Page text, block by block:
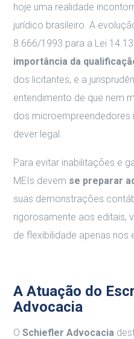
hoje uma realidade
jurídico brasileiro. A
8.666/1993 para a Lei
importância da
dos licitantes, e a
entendimento de que nem
dos microempreendedores
dever legal.
Para evitar inabilitações e
MEIs devem se preparar
suas demonstrações
rigorosamente aos editais,
de flexibilidade apenas nos
A Atuação do
Advocacia
OSchiefler Advocacia